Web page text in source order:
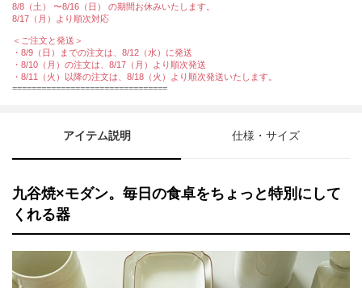
8/8（土） 〜8/16（日） の期間お休みいたします。
8/17（月）より順次対応
＜ご注文と発送＞
・8/9（日）までの注文は、8/12（水）に発送
・8/10（月）の注文は、8/17（月）より順次発送
・8/11（火）以降の注文は、8/18（火）より順次発送いたします。
================================
アイテム説明 仕様・サイズ
九谷焼×モダン。毎日の食卓をちょっと特別にして
くれる器